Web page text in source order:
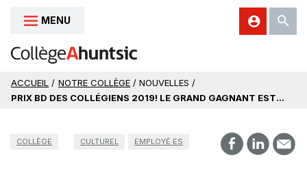
Aller au contenu
MENU
ACCUEIL / NOTRE COLLÈGE / NOUVELLES /
PRIX BD DES COLLÉGIENS 2019! LE GRAND GAGNANT EST...
COLLÈGE CULTUREL EMPLOYÉ·ES